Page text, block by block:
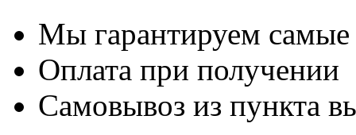
Мы гарантируем
Оплата при получении
Самовывоз из пункта